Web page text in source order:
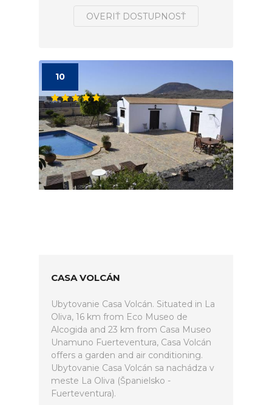
OVERIŤ DOSTUPNOSŤ
10
CASA VOLCÁN
Ubytovanie Casa Volcán. Situated in La
Oliva, 16 km from Eco Museo de
Alcogida and 23 km from Casa Museo
Unamuno Fuerteventura, Casa Volcán
offers a garden and air conditioning.
Ubytovanie Casa Volcán sa nachádza v
meste La Oliva (Španielsko -
Fuerteventura).